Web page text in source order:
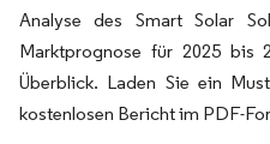
Analyse des Smart Solar
Marktprognose für 2025 bis
Überblick. Laden Sie ein
kostenlosen Bericht im PDF-